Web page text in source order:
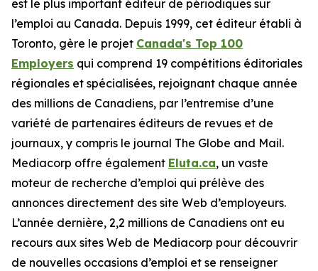
est le plus important éditeur de périodiques sur
l’emploi au Canada. Depuis 1999, cet éditeur établi à
Toronto, gère le projet Canada's Top 100
Employers qui comprend 19 compétitions éditoriales
régionales et spécialisées, rejoignant chaque année
des millions de Canadiens, par l’entremise d’une
variété de partenaires éditeurs de revues et de
journaux, y compris le journal The Globe and Mail.
Mediacorp offre également Eluta.ca, un vaste
moteur de recherche d’emploi qui prélève des
annonces directement des site Web d’employeurs.
L’année dernière, 2,2 millions de Canadiens ont eu
recours aux sites Web de Mediacorp pour découvrir
de nouvelles occasions d’emploi et se renseigner